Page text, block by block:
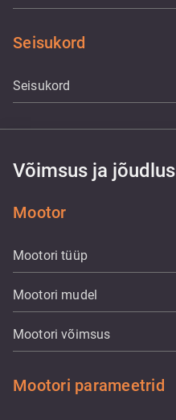
Seisukord
Seisukord
Võimsus ja jõudlus
Mootor
Mootori tüüp
Mootori mudel
Mootori võimsus
Mootori parameetrid